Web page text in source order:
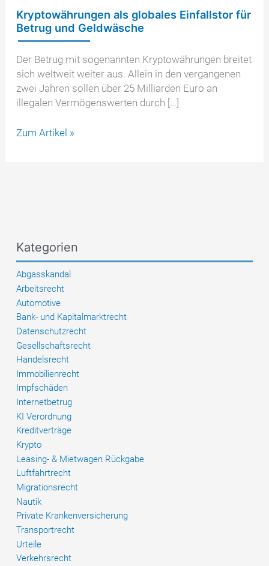
Kryptowährungen als globales Einfallstor für
Betrug und Geldwäsche
Der Betrug mit sogenannten Kryptowährungen breitet
sich weltweit weiter aus. Allein in den vergangenen
zwei Jahren sollen über 25 Milliarden Euro an
illegalen Vermögenswerten durch […]
Kryptowährungen
Zum Artikel »
Kategorien
Abgasskandal
Arbeitsrecht
Automotive
Bank- und Kapitalmarktrecht
Datenschutzrecht
Gesellschaftsrecht
Handelsrecht
Immobilienrecht
Impfschäden
Internetbetrug
KI Verordnung
Kreditverträge
Krypto
Leasing- & Mietwagen Rückgabe
Luftfahrtrecht
Migrationsrecht
Nautik
Private Krankenversicherung
Transportrecht
Urteile
Verkehrsrecht